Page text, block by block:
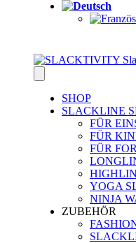
SHOP
SLACKLINE
FÜR
FÜR
FÜR
YOGA
NINJA
ZUBEHÖR